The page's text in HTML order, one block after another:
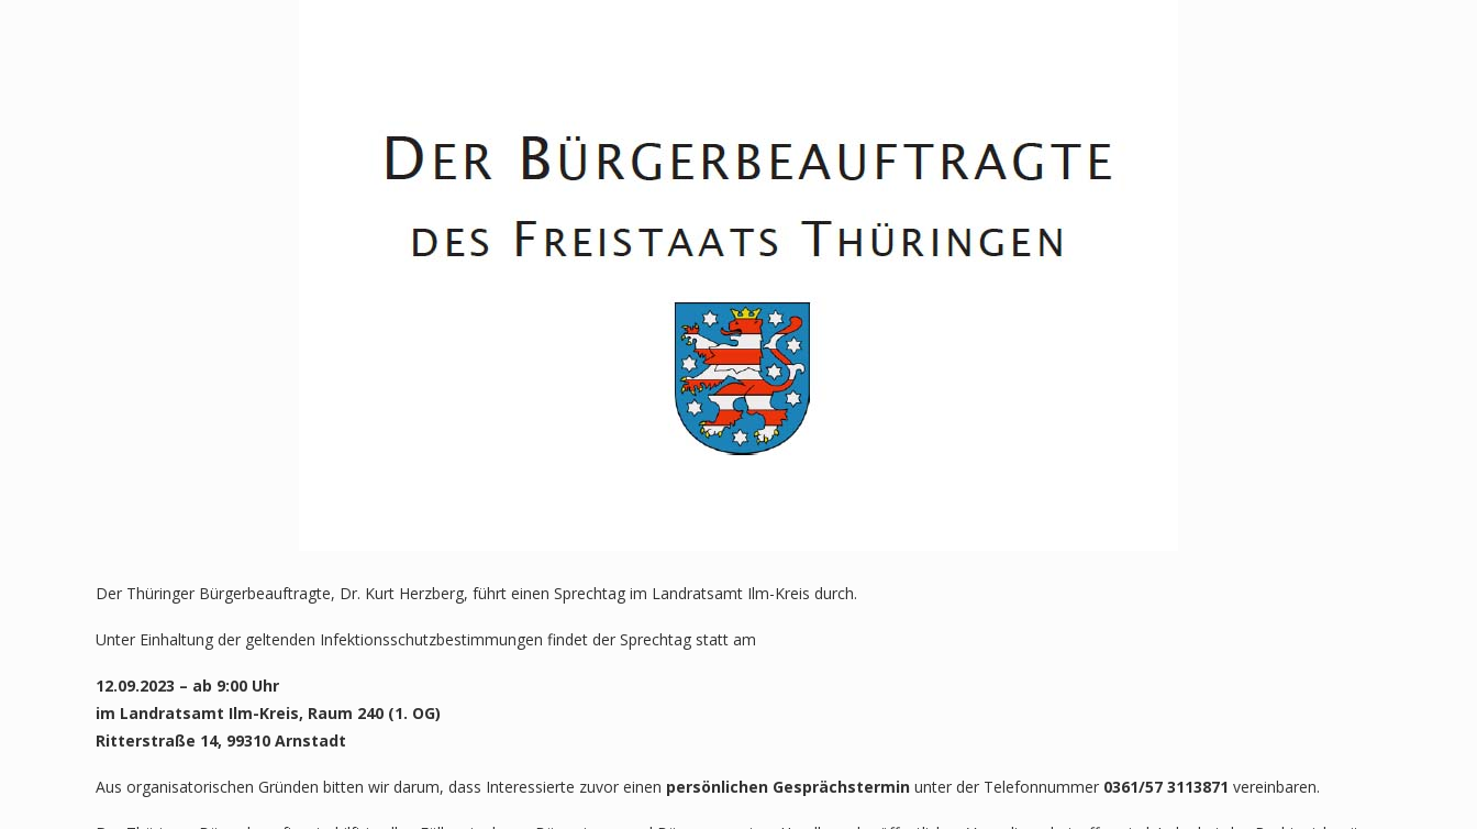
Der Thüringer Bürgerbeauftragte, Dr. Kurt Herzberg, führt einen Sprechtag im Landratsamt Ilm-Kreis durch.
Unter Einhaltung der geltenden Infektionsschutzbestimmungen findet der Sprechtag statt am
12.09.2023 – ab 9:00 Uhr
im Landratsamt Ilm-Kreis, Raum 240 (1. OG)
Ritterstraße 14, 99310 Arnstadt
Aus organisatorischen Gründen bitten wir darum, dass Interessierte zuvor einen persönlichen Gesprächstermin unter der Telefonnummer 0361/57 3113871 vereinbaren.